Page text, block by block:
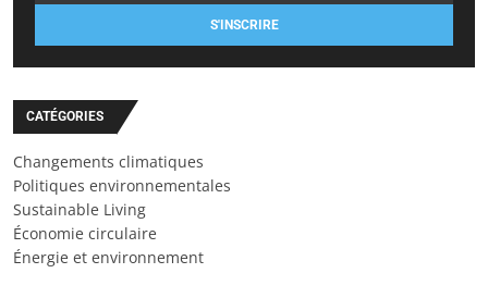
S'INSCRIRE
CATÉGORIES
Changements climatiques
Politiques environnementales
Sustainable Living
Économie circulaire
Énergie et environnement